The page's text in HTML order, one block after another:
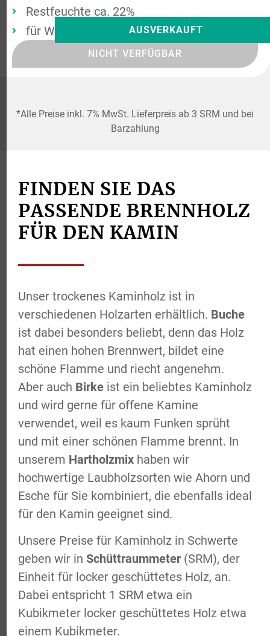
AUSVERKAUFT
Restfeuchte ca. 22%
für Wintergärten & Gartenhäuser
NICHT VERFÜGBAR
*Alle Preise inkl. 7% MwSt. Lieferpreis ab 3 SRM und bei
Barzahlung
FINDEN SIE DAS
PASSENDE BRENNHOLZ
FÜR DEN KAMIN
Unser trockenes Kaminholz ist in
verschiedenen Holzarten erhältlich. Buche
ist dabei besonders beliebt, denn das Holz
hat einen hohen Brennwert, bildet eine
schöne Flamme und riecht angenehm.
Aber auch Birke ist ein beliebtes Kaminholz
und wird gerne für offene Kamine
verwendet, weil es kaum Funken sprüht
und mit einer schönen Flamme brennt. In
unserem Hartholzmix haben wir
hochwertige Laubholzsorten wie Ahorn und
Esche für Sie kombiniert, die ebenfalls ideal
für den Kamin geeignet sind.
Unsere Preise für Kaminholz in Schwerte
geben wir in Schüttraummeter (SRM), der
Einheit für locker geschüttetes Holz, an.
Dabei entspricht 1 SRM etwa ein
Kubikmeter locker geschüttetes Holz etwa
einem Kubikmeter.